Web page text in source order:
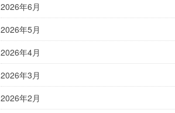
2026年6月
2026年5月
2026年4月
2026年3月
2026年2月